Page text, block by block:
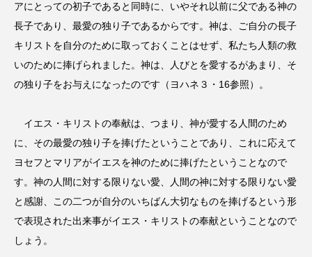
アにとっての初子であると同時に、いやそれ以前に父である神の
長子であり、最愛の独り子であるからです。神は、ご自分の長子
キリストを自分のために取っておくことはせず、私たち人類の救
いのために捧げられました。神は、人びとを愛するがあまり、そ
の独り子をお与えになったのです（ヨハネ３・16参照）。
イエス・キリストの奉献は、つまり、神が愛する人間のため
に、その最愛の独り子を捧げたということであり、これに応えて
ヨセフとマリアがイエスを神のために捧げたということなので
す。神の人間に対する限りない愛、人間の神に対する限りない愛
と感謝、この二つが自分のいちばん大切なものを捧げるという形
で表現された出来事がイエス・キリストの奉献ということなので
しょう。